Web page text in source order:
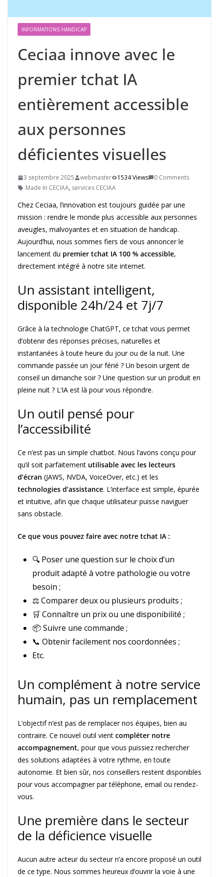
INFORMATIONS HANDICAP
Ceciaa innove avec le
premier tchat IA
entièrement accessible
aux personnes
déficientes visuelles
3 septembre 2025 webmaster 1534 Views
0 Comments
Made In CECIAA, services CECIAA
Chez Ceciaa, l’innovation est toujours guidée par une
mission : rendre le monde plus accessible aux personnes
aveugles, malvoyantes et en situation de handicap.
Aujourd’hui, nous sommes fiers de vous annoncer le
lancement du premier tchat IA 100 % accessible,
directement intégré à notre site internet.
Un assistant intelligent,
disponible 24h/24 et 7j/7
Grâce à la technologie ChatGPT, ce tchat vous permet
d’obtenir des réponses précises, naturelles et
instantanées à toute heure du jour ou de la nuit. Une
commande passée un jour férié ? Un besoin urgent de
conseil un dimanche soir ? Une question sur un produit en
pleine nuit ? L’IA est là pour vous répondre.
Un outil pensé pour
l’accessibilité
Ce n’est pas un simple chatbot. Nous l’avons conçu pour
qu’il soit parfaitement utilisable avec les lecteurs
d’écran (JAWS, NVDA, VoiceOver, etc.) et les
technologies d’assistance. L’interface est simple, épurée
et intuitive, afin que chaque utilisateur puisse naviguer
sans obstacle.
Ce que vous pouvez faire avec notre tchat IA :
🔍 Poser une question sur le choix d’un
produit adapté à votre pathologie ou votre
besoin ;
⚖️ Comparer deux ou plusieurs produits ;
🛒 Connaître un prix ou une disponibilité ;
📦 Suivre une commande ;
📞 Obtenir facilement nos coordonnées ;
Etc.
Un complément à notre service
humain, pas un remplacement
L’objectif n’est pas de remplacer nos équipes, bien au
contraire. Ce nouvel outil vient compléter notre
accompagnement, pour que vous puissiez rechercher
des solutions adaptées à votre rythme, en toute
autonomie. Et bien sûr, nos conseillers restent disponibles
pour vous accompagner par téléphone, email ou rendez-
vous.
Une première dans le secteur
de la déficience visuelle
Aucun autre acteur du secteur n’a encore proposé un outil
de ce type. Nous sommes heureux d’ouvrir la voie à une